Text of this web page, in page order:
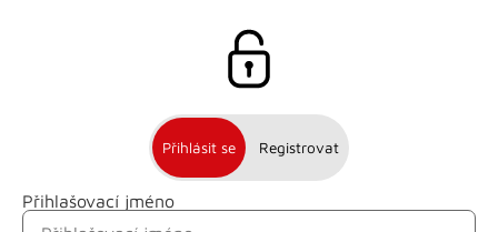
Přihlásit se Registrovat
Přihlašovací jméno
Jméno